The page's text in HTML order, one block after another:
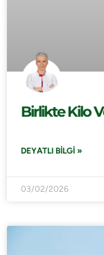
Birlikte Kilo
DEYATLI BILGI »
03/02/2026